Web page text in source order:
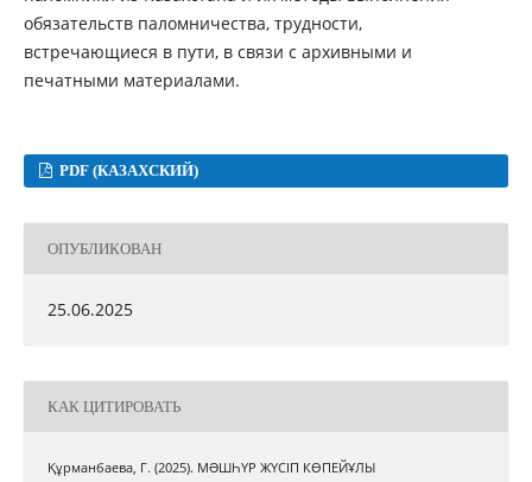
обязательств паломничества, трудности,
встречающиеся в пути, в связи с архивными и
печатными материалами.
PDF (КАЗАХСКИЙ)
ОПУБЛИКОВАН
25.06.2025
КАК ЦИТИРОВАТЬ
Құрманбаева, Г. (2025). МƏШҺҮР ЖҮСІП КӨПЕЙҰЛЫ